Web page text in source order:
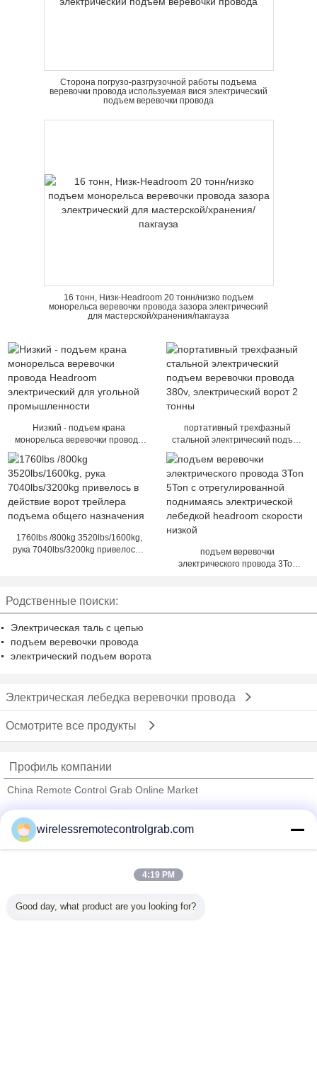
Сторона погрузо-разгрузочной работы подъема
веревочки провода используемая вися электрический
подъем веревочки провода
16 тонн, Низк-Headroom 20 тонн/низко подъем
монорельса веревочки провода зазора электрический
для мастерской/хранения/пакгауза
Низкий - подъем крана
монорельса веревочки провода
угольной промышленности
портативный трехфазный
стальной электрический подъем
электрический ворот 2 тонны
1760lbs /800kg 3520lbs/1600kg,
рука 7040lbs/3200kg привелось в
подъем веревочки
электрического провода 3Ton
низкой
Родственные поиски:
Электрическая таль с цепью
подъем веревочки провода
электрический подъем ворота
Электрическая лебедка веревочки провода
Осмотрите все продукты
Профиль компании
China Remote Control Grab Online Market
Trust Seal
Verified Suplier
Все продукты
wirelessremotecontrolgrab.com
4:19 PM
Good day, what product are you looking for?